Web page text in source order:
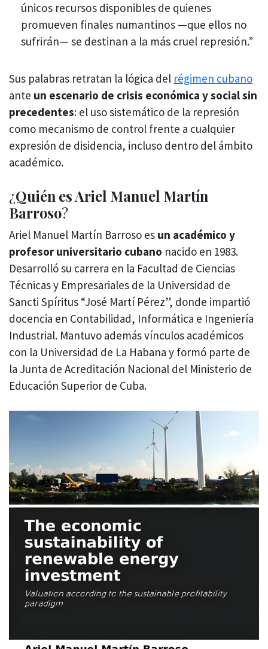
únicos recursos disponibles de quienes
promueven finales numantinos —que ellos no
sufrirán— se destinan a la más cruel represión.”
Sus palabras retratan la lógica del régimen cubano
ante un escenario de crisis económica y social sin
precedentes: el uso sistemático de la represión
como mecanismo de control frente a cualquier
expresión de disidencia, incluso dentro del ámbito
académico.
¿Quién es Ariel Manuel Martín
Barroso?
Ariel Manuel Martín Barroso es un académico y
profesor universitario cubano nacido en 1983.
Desarrolló su carrera en la Facultad de Ciencias
Técnicas y Empresariales de la Universidad de
Sancti Spíritus “José Martí Pérez”, donde impartió
docencia en Contabilidad, Informática e Ingeniería
Industrial. Mantuvo además vínculos académicos
con la Universidad de La Habana y formó parte de
la Junta de Acreditación Nacional del Ministerio de
Educación Superior de Cuba.